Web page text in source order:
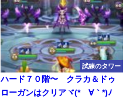
試練のタワー
ハード７０階〜 クラカ＆ドゥ
ローガンはクリアヾ(*´∀｀*)ﾉ